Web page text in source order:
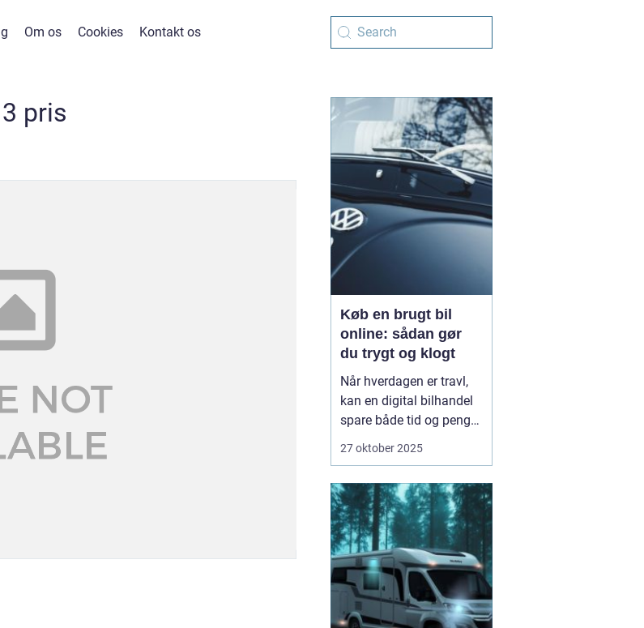
Om os Cookies Kontakt os
pris
Køb en brugt bil
online: sådan gør
du trygt og klogt
Når hverdagen er travl,
kan en digital bilhandel
spare både tid og penge.
Mange danskere finder i
stort, priserne er
gennemsigtige, og
processen er blevet mere
sikker. Nø...
27 oktober 2025